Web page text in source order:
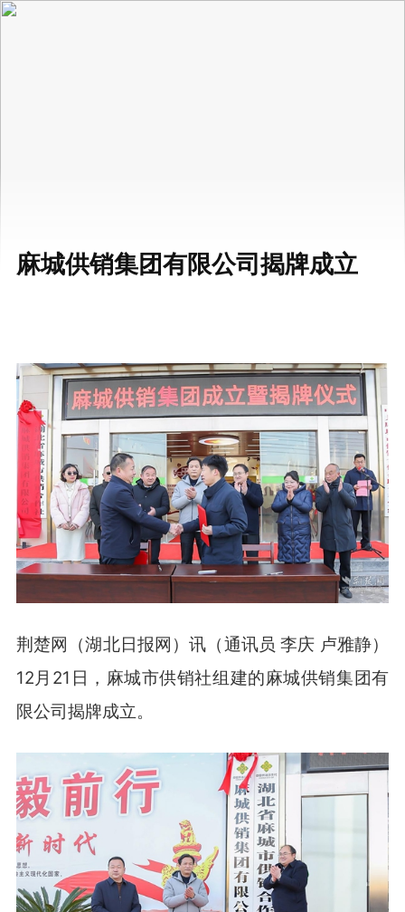
麻城供销集团有限公司揭牌成立
荆楚网（湖北日报网）讯（通讯员 李庆 卢雅静）
12月21日，麻城市供销社组建的麻城供销集团有
限公司揭牌成立。